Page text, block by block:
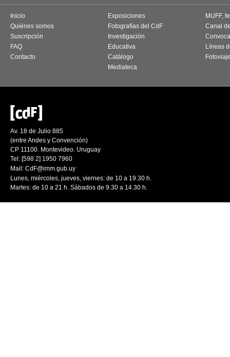
Inicio
Quiénes somos
Suscripción
FAQ
Contacto
Exposiciones
Fotografías del CdF
Investigación
Educativa
Catálogo
Mediateca
MUFF,
Canal
Líneas
Av. 18 de Julio 885
(entre Andes y Convención)
CP 11100. Montevideo. Uruguay
Tel: [598 2] 1950 7960
Mail: CdF@imm.gub.uy
Lunes, miércoles, jueves, viernes: de 10 a 19.30 h.
Martes: de 10 a 21 h. Sábados de 9.30 a 14.30 h.